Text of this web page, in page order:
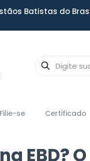
Batistas do
Filie-se Certificado
EBD?